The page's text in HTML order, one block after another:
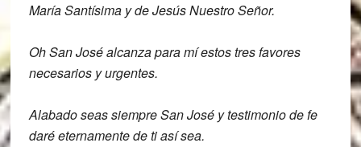
María Santísima y de Jesús Nuestro Señor.
Oh San José alcanza para mí estos tres favores
necesarios y urgentes.
Alabado seas siempre San José y testimonio de fe
daré eternamente de ti así sea.